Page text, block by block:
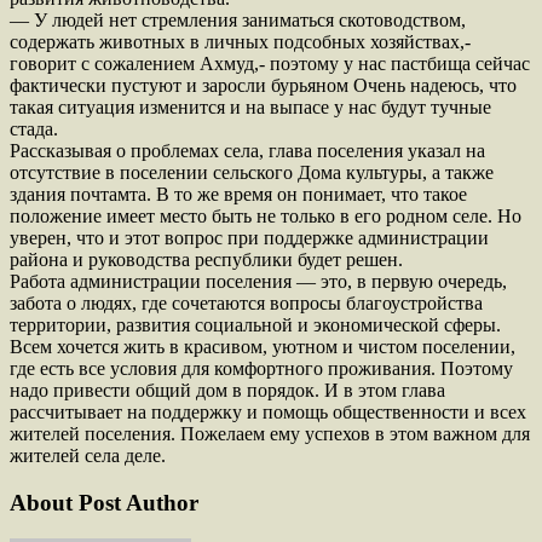
— У людей нет стремления заниматься скотоводством,
содержать животных в личных подсобных хозяйствах,-
говорит с сожалением Ахмуд,- поэтому у нас пастбища сейчас
фактически пустуют и заросли бурьяном Очень надеюсь, что
такая ситуация изменится и на выпасе у нас будут тучные
стада.
Рассказывая о проблемах села, глава поселения указал на
отсутствие в поселении сельского Дома культуры, а также
здания почтамта. В то же время он понимает, что такое
положение имеет место быть не только в его родном селе. Но
уверен, что и этот вопрос при поддержке администрации
района и руководства республики будет решен.
Работа администрации поселения — это, в первую очередь,
забота о людях, где сочетаются вопросы благоустройства
территории, развития социальной и экономической сферы.
Всем хочется жить в красивом, уютном и чистом поселении,
где есть все условия для комфортного проживания. Поэтому
надо привести общий дом в порядок. И в этом глава
рассчитывает на поддержку и помощь общественности и всех
жителей поселения. Пожелаем ему успехов в этом важном для
жителей села деле.
About Post Author